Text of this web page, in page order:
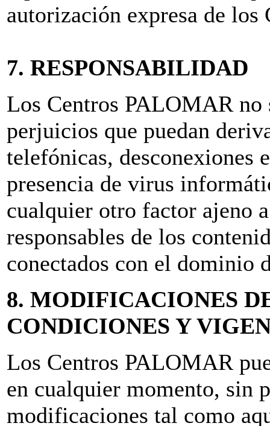
autorización expresa de
7. RESPONSABILIDAD
Los Centros PALOMAR no
perjuicios que puedan
telefónicas, desconexiones
presencia de virus
cualquier otro factor ajeno
responsables de los
conectados con el dominio
8. MODIFICACIONES
CONDICIONES Y
Los Centros PALOMAR
en cualquier momento, sin
modificaciones tal como